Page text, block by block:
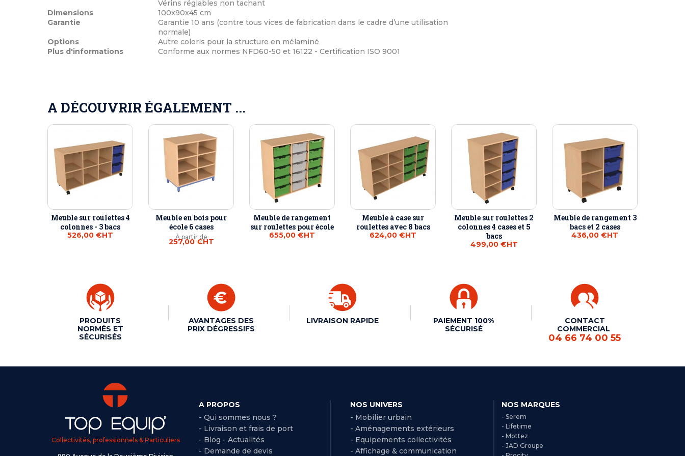
Vérins réglables non tachant
Dimensions
100x90x45 cm
Garantie
Garantie 10 ans (contre tous vices de fabrication dans le cadre d’une utilisation
normale)
Options
Autre coloris pour la structure en mélaminé
Plus d'informations
Conforme aux normes NFD60-50 et 16122 - Certification ISO 9001
A DÉCOUVRIR ÉGALEMENT ...
Meuble sur roulettes 4
colonnes - 3 bacs
526,00 €HT
Meuble en bois pour
école 6 cases
À partir de
257,00 €HT
Meuble de rangement
sur roulettes pour école
655,00 €HT
Meuble à case sur
roulettes avec 8 bacs
624,00 €HT
Meuble sur roulettes 2
colonnes 4 cases et 5
bacs
499,00 €HT
Meuble de rangement 3
bacs et 2 cases
436,00 €HT
PRODUITS
NORMÉS ET
SÉCURISÉS
AVANTAGES DES
PRIX DÉGRESSIFS
LIVRAISON RAPIDE
PAIEMENT 100%
SÉCURISÉ
CONTACT
COMMERCIAL
04 66 74 00 55
Collectivités, professionnels & Particuliers
A PROPOS
- Qui sommes nous ?
- Livraison et frais de port
- Blog - Actualités
- Demande de devis
NOS UNIVERS
- Mobilier urbain
- Aménagements extérieurs
- Equipements collectivités
- Affichage & communication
NOS MARQUES
- Serem
- Lifetime
- Mottez
- JAD Groupe